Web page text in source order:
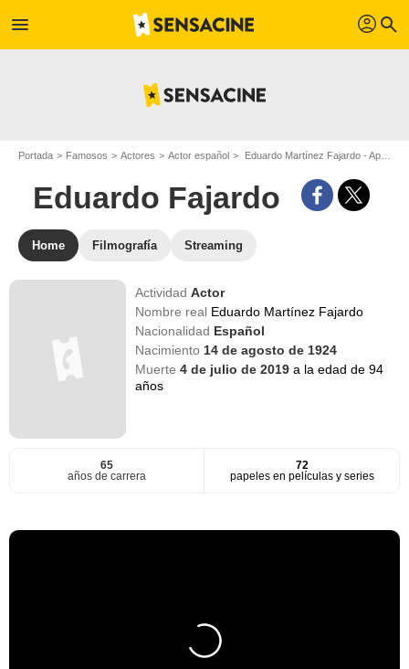
menu profil search
Portada Famosos Actores Actor español Eduardo Martínez Fajardo - Apodo : Eduardo Fajardo
Eduardo Fajardo
Home Filmografía Streaming
ActividadActor
Nombre real Eduardo Martínez Fajardo
Nacionalidad Español
Nacimiento 14 de agosto de 1924
Muerte4 de julio de 2019a la edad de 94
años
65
años de carrera
72
papeles en películas y series